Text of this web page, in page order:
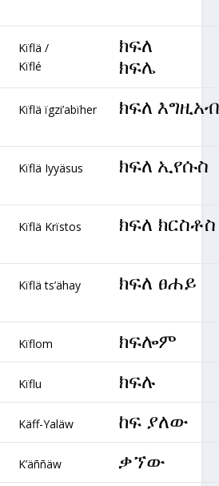
Kïflä /
Kïflé
ክፍለ
ክፍሌ
Kïflä ïgzi’abïher ክፍለ
Kïflä Iyyäsus ክፍለ ኢየሱስ
Kïflä Krïstos ክፍለ ክርስቶስ
Kïflä ts’ähay ክፍለ ፀሐይ
Kïflom ክፍሎም
Kïflu ክፍሉ
Käff-Yaläw ከፍ ያለው
K’äññäw ቃኘው